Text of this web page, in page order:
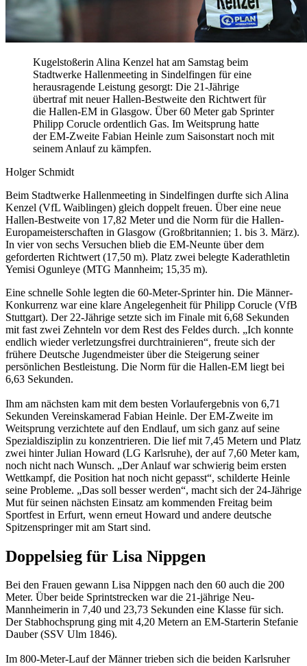
Kugelstoßerin Alina Kenzel hat am Samstag beim
Stadtwerke Hallenmeeting in Sindelfingen für eine
herausragende Leistung gesorgt: Die 21-Jährige
übertraf mit neuer Hallen-Bestweite den Richtwert für
die Hallen-EM in Glasgow. Über 60 Meter gab Sprinter
Philipp Corucle ordentlich Gas. Im Weitsprung hatte
der EM-Zweite Fabian Heinle zum Saisonstart noch mit
seinem Anlauf zu kämpfen.
Holger Schmidt
Beim Stadtwerke Hallenmeeting in Sindelfingen durfte sich Alina
Kenzel (VfL Waiblingen) gleich doppelt freuen. Über eine neue
Hallen-Bestweite von 17,82 Meter und die Norm für die Hallen-
Europameisterschaften in Glasgow (Großbritannien; 1. bis 3. März).
In vier von sechs Versuchen blieb die EM-Neunte über dem
geforderten Richtwert (17,50 m). Platz zwei belegte Kaderathletin
Yemisi Ogunleye (MTG Mannheim; 15,35 m).
Eine schnelle Sohle legten die 60-Meter-Sprinter hin. Die Männer-
Konkurrenz war eine klare Angelegenheit für Philipp Corucle (VfB
Stuttgart). Der 22-Jährige setzte sich im Finale mit 6,68 Sekunden
mit fast zwei Zehnteln vor dem Rest des Feldes durch. „Ich konnte
endlich wieder verletzungsfrei durchtrainieren“, freute sich der
frühere Deutsche Jugendmeister über die Steigerung seiner
persönlichen Bestleistung. Die Norm für die Hallen-EM liegt bei
6,63 Sekunden.
Ihm am nächsten kam mit dem besten Vorlaufergebnis von 6,71
Sekunden Vereinskamerad Fabian Heinle. Der EM-Zweite im
Weitsprung verzichtete auf den Endlauf, um sich ganz auf seine
Spezialdisziplin zu konzentrieren. Die lief mit 7,45 Metern und Platz
zwei hinter Julian Howard (LG Karlsruhe), der auf 7,60 Meter kam,
noch nicht nach Wunsch. „Der Anlauf war schwierig beim ersten
Wettkampf, die Position hat noch nicht gepasst“, schilderte Heinle
seine Probleme. „Das soll besser werden“, macht sich der 24-Jährige
Mut für seinen nächsten Einsatz am kommenden Freitag beim
Sportfest in Erfurt, wenn erneut Howard und andere deutsche
Spitzenspringer mit am Start sind.
Doppelsieg für Lisa Nippgen
Bei den Frauen gewann Lisa Nippgen nach den 60 auch die 200
Meter. Über beide Sprintstrecken war die 21-jährige Neu-
Mannheimerin in 7,40 und 23,73 Sekunden eine Klasse für sich.
Der Stabhochsprung ging mit 4,20 Metern an EM-Starterin Stefanie
Dauber (SSV Ulm 1846).
Im 800-Meter-Lauf der Männer trieben sich die beiden Karlsruher